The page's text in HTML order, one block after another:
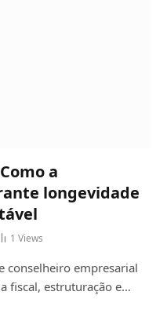
a
longevidade
1 Views
conselheiro empresarial
fiscal, estruturação e…